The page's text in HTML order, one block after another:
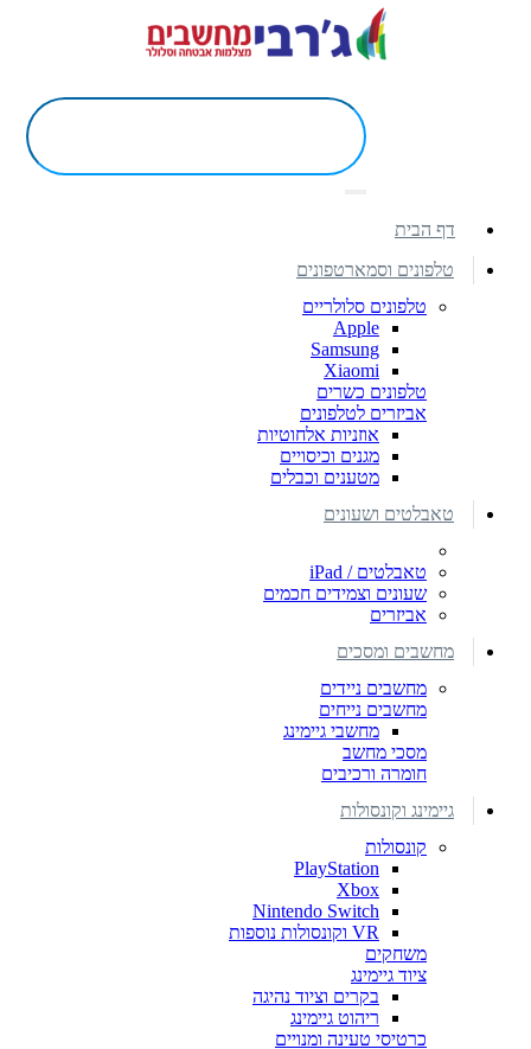
דף הבית
טלפונים וסמארטפונים
טלפונים סלולריים
Apple
Samsung
Xiaomi
טלפונים כשרים
אביזרים לטלפונים
אוזניות אלחוטיות
מגנים וכיסויים
מטענים וכבלים
טאבלטים ושעונים
טאבלטים / iPad
שעונים וצמידים חכמים
אביזרים
מחשבים ומסכים
מחשבים ניידים
מחשבים נייחים
מחשבי גיימינג
מסכי מחשב
חומרה ורכיבים
גיימינג וקונסולות
קונסולות
PlayStation
Xbox
Nintendo Switch
VR וקונסולות נוספות
משחקים
ציוד גיימינג
בקרים וציוד נהיגה
ריהוט גיימינג
כרטיסי טעינה ומנויים